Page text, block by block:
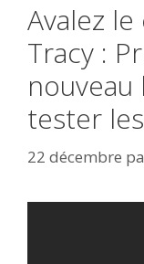
Avalez
Tracy :
nouveau
tester
22 décembre